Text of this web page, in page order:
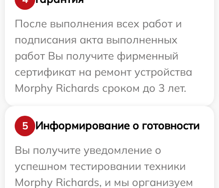
После выполнения всех работ и
подписания акта выполненных
работ Вы получите фирменный
сертификат на ремонт устройства
Morphy Richards сроком до 3 лет.
5
Информирование о готовности
Вы получите уведомление о
успешном тестировании техники
Morphy Richards, и мы организуем